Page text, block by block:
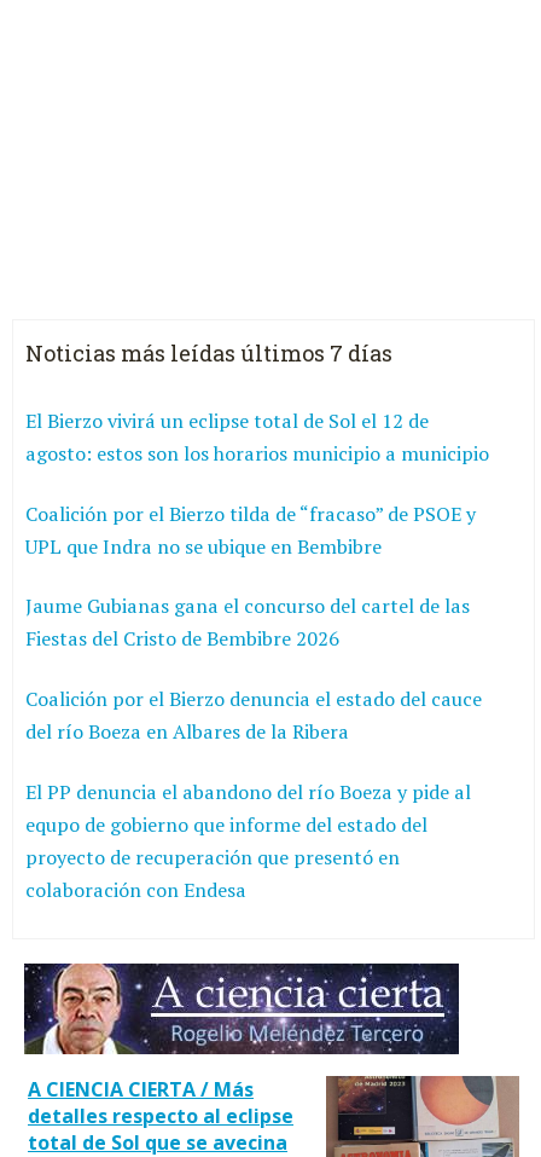
Noticias más leídas últimos 7 días
El Bierzo vivirá un eclipse total de Sol el 12 de
agosto: estos son los horarios municipio a municipio
Coalición por el Bierzo tilda de “fracaso” de PSOE y
UPL que Indra no se ubique en Bembibre
Jaume Gubianas gana el concurso del cartel de las
Fiestas del Cristo de Bembibre 2026
Coalición por el Bierzo denuncia el estado del cauce
del río Boeza en Albares de la Ribera
El PP denuncia el abandono del río Boeza y pide al
equpo de gobierno que informe del estado del
proyecto de recuperación que presentó en
colaboración con Endesa
A CIENCIA CIERTA / Más
detalles respecto al eclipse
total de Sol que se avecina